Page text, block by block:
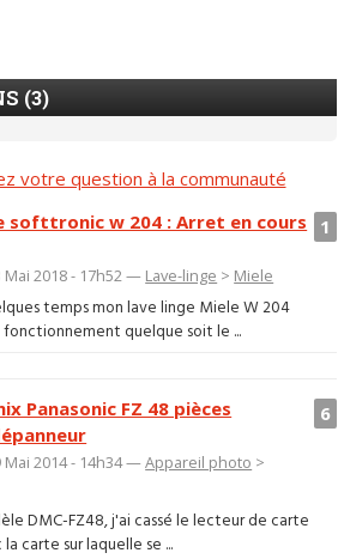
(3)
votre question à la communauté
1
softtronic w 204 : Arret en cours
2018 - 17h52 — Lave-linge > Miele
temps mon lave linge Miele W 204
fonctionnement quelque soit le ...
6
Panasonic FZ 48 pièces
Mai 2014 - 14h34 —Appareil photo >
DMC-FZ48, j'ai cassé le lecteur de carte
carte sur laquelle se ...